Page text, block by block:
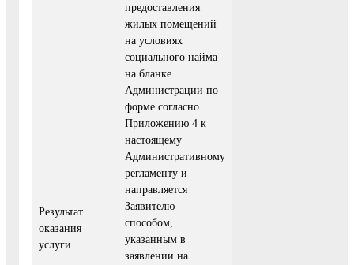
Результат
оказания
услуги
предоставления
жилых помещений
на условиях
социального найма
на бланке
Администрации по
форме согласно
Приложению 4 к
настоящему
Административному
регламенту и
направляется
Заявителю
способом,
указанным в
заявлении на